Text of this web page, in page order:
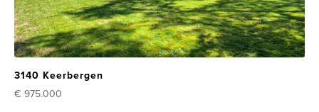
3140 Keerbergen
€ 975.000